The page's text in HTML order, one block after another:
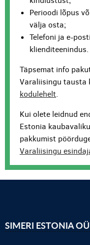
Perioodi lõpus
välja osta;
Telefoni ja e-
klienditeenindus.
Täpsemat info
Varaliisingu tausta
kodulehelt.
Kui olete leidnud
Estonia
pakkumist
Varaliisingu
SIMERI ESTONIA OÜ